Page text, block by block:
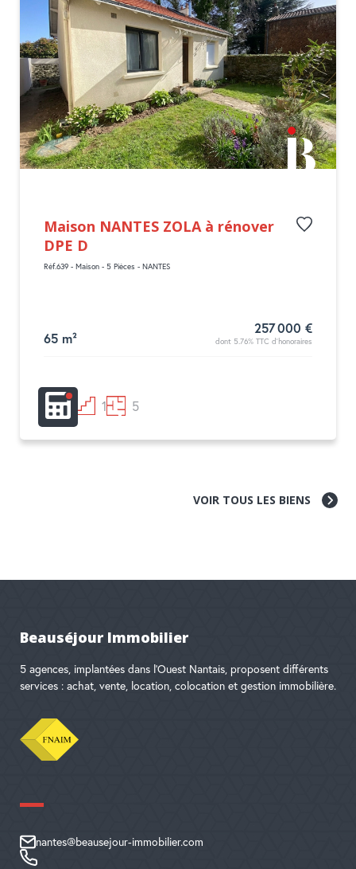
Maison NANTES ZOLA à rénover
DPE D
Réf.639 - Maison - 5 Pièces - NANTES
65 m²
257 000 €
dont 5.76% TTC d'honoraires
2 1 5
VOIR TOUS LES BIENS
Beauséjour Immobilier
5 agences, implantées dans l'Ouest Nantais, proposent différents
services : achat, vente, location, colocation et gestion immobilière.
nantes@beausejour-immobilier.com